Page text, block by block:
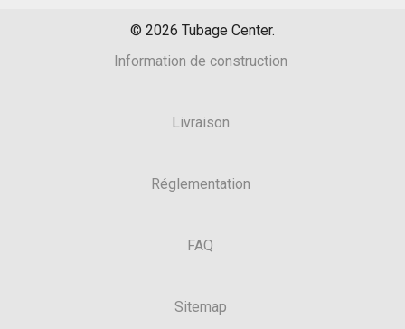
© 2026 Tubage Center.
Information de construction
Livraison
Réglementation
FAQ
Sitemap